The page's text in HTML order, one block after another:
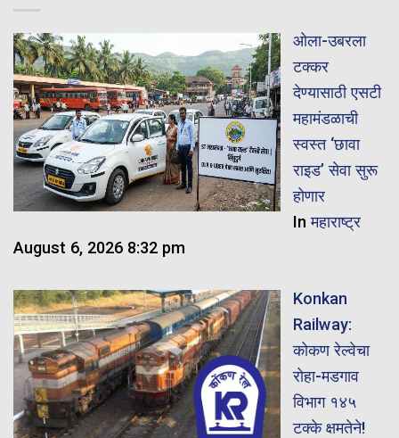
ओला-उबरला
टक्कर
देण्यासाठी एसटी
महामंडळाची
स्वस्त ‘छावा
राइड’ सेवा सुरू
होणार
Inमहाराष्ट्र
August 6, 2026 8:32 pm
Konkan
Railway:
कोकण रेल्वेचा
रोहा-मडगाव
विभाग १४५
टक्के क्षमतेने!